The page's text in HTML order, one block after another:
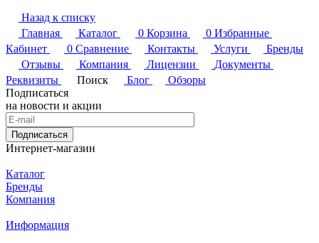
Назад к списку
Главная
Каталог 0 Корзина 0 Избранные
Кабинет
0 Сравнение Контакты Услуги
Бренды
Отзывы
Компания Лицензии
Документы
Реквизиты
Поиск Блог
Обзоры
Подписаться
на новости и акции
Подписаться
Интернет-магазин
Каталог
Бренды
Компания
Информация